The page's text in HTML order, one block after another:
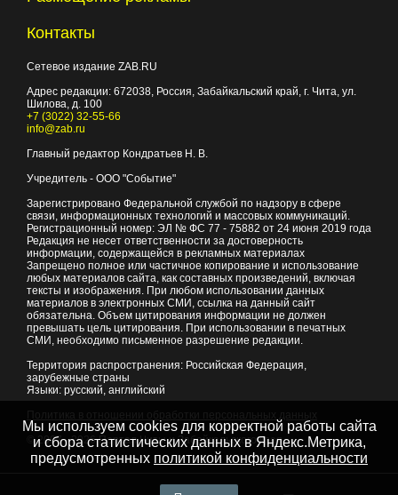
Контакты
Сетевое издание ZAB.RU
Адрес редакции: 672038, Россия, Забайкальский край, г. Чита, ул.
Шилова, д. 100
+7 (3022) 32-55-66
info@zab.ru
Главный редактор Кондратьев Н. В.
Учредитель - ООО "Событие"
Зарегистрировано Федеральной службой по надзору в сфере
связи, информационных технологий и массовых коммуникаций.
Регистрационный номер: ЭЛ № ФС 77 - 75882 от 24 июня 2019 года
Редакция не несет ответственности за достоверность
информации, содержащейся в рекламных материалах
Запрещено полное или частичное копирование и использование
любых материалов сайта, как составных произведений, включая
тексты и изображения. При любом использовании данных
материалов в электронных СМИ, ссылка на данный сайт
обязательна. Объем цитирования информации не должен
превышать цель цитирования. При использовании в печатных
СМИ, необходимо письменное разрешение редакции.
Территория распространения: Российская Федерация,
зарубежные страны
Языки: русский, английский
© 2007 - 2026Портал Читы и Забайкальского края
Мы используем cookies для корректной работы сайта
и сбора статистических данных в Яндекс.Метрика,
предусмотренных политикой конфиденциальности